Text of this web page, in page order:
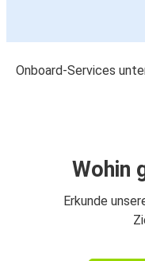
Onboard-Services
Wohin
Erkunde